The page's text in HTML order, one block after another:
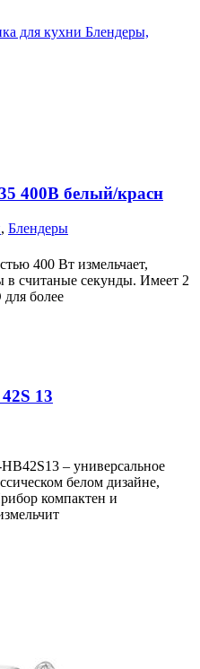
для кухни Блендеры,
400В белый/красн
, Блендеры
400 Вт измельчает,
в считаные секунды. Имеет 2
более
13
– универсальное
белом дизайне,
компактен и